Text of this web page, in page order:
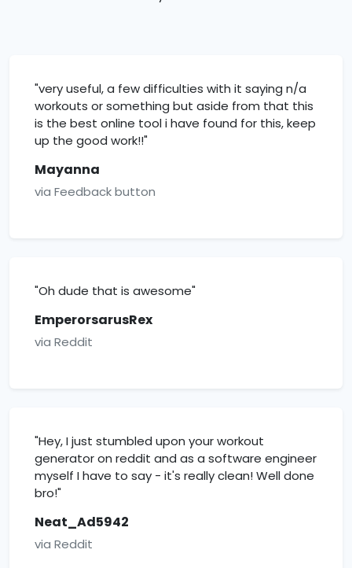
"very useful, a few difficulties with it saying n/a
workouts or something but aside from that this
is the best online tool i have found for this, keep
up the good work!!"
Mayanna
via Feedback button
"Oh dude that is awesome"
EmperorsarusRex
via Reddit
"Hey, I just stumbled upon your workout
generator on reddit and as a software engineer
myself I have to say - it's really clean! Well done
bro!"
Neat_Ad5942
via Reddit